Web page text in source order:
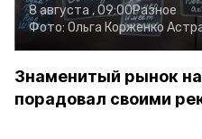
8 августа , 09:00Разное
Фото: Ольга Корженко
Знаменитый рынок
порадовал своими